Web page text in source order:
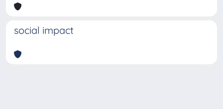
social impact